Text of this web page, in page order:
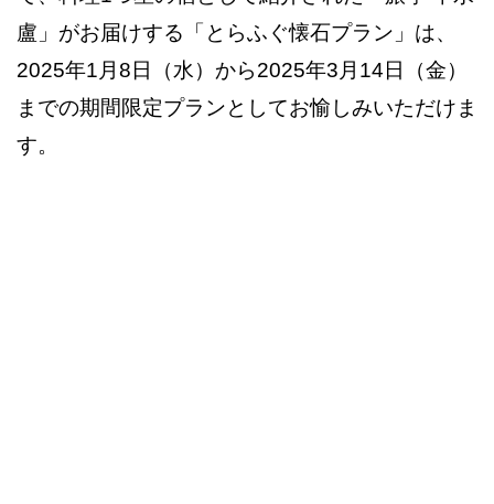
盧」がお届けする「とらふぐ懐石プラン」は、
2025年1月8日（水）から2025年3月14日（金）
までの期間限定プランとしてお愉しみいただけま
す。